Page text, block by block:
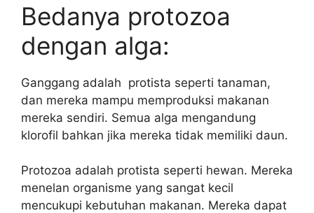
Bedanya protozoa
dengan alga:
Ganggang adalah protista seperti tanaman,
dan mereka mampu memproduksi makanan
mereka sendiri. Semua alga mengandung
klorofil bahkan jika mereka tidak memiliki daun.
Protozoa adalah protista seperti hewan. Mereka
menelan organisme yang sangat kecil
mencukupi kebutuhan makanan. Mereka dapat